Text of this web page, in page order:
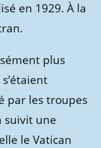
en 1929. À la
plus
par les troupes
suivit une
le Vatican